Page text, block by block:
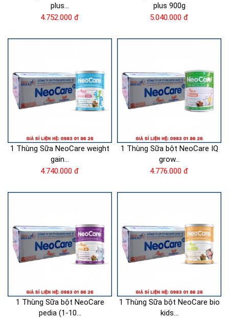
plus...
4.752.000 đ
plus 900g
5.040.000 đ
1 Thùng Sữa NeoCare weight
gain...
4.740.000 đ
1 Thùng Sữa bột NeoCare IQ
grow...
4.776.000 đ
1 Thùng Sữa bột NeoCare
pedia (1-10...
1 Thùng Sữa bột NeoCare bio
kids...